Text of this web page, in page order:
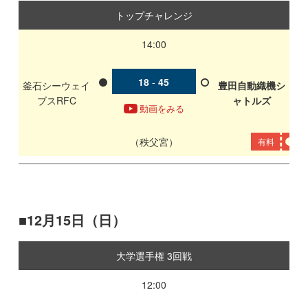
トップチャレンジ
14:00
釜石シーウェイ
ブスRFC
18 - 45
動画をみる
豊田自動織機シ
ャトルズ
秩父宮 有料
12月15日（日）
大学選手権 3回戦
12:00